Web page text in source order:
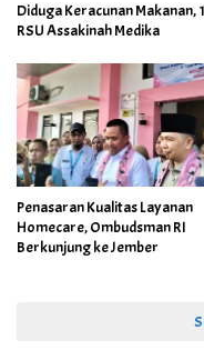
Diduga Keracunan Makanan,
RSU Assakinah Medika
Penasaran Kualitas Layanan
Homecare, Ombudsman RI
Berkunjung ke Jember